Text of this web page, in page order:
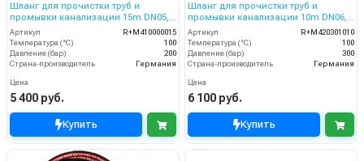
Шланг для прочистки труб и
промывки канализации 15m DN05,
200bar
Артикул
R+M410000015
Температура (°C)
100
Давление (бар)
200
Страна-производитель
Германия
Цена
5 400 руб.
Купить
Шланг для прочистки труб и
промывки канализации 10m DN06,
300bar
Артикул
R+M420301010
Температура (°C)
100
Давление (бар)
300
Страна-производитель
Германия
Цена
6 100 руб.
Купить